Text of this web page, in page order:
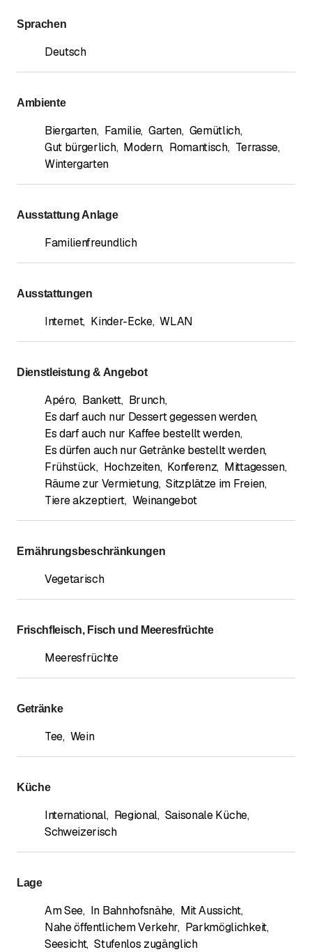
Sprachen
Deutsch
Ambiente
Biergarten, Familie, Garten, Gemütlich,
Gut bürgerlich, Modern, Romantisch, Terrasse,
Wintergarten
Ausstattung Anlage
Familienfreundlich
Ausstattungen
Internet, Kinder-Ecke, WLAN
Dienstleistung & Angebot
Apéro, Bankett, Brunch,
Es darf auch nur Dessert gegessen werden,
Es darf auch nur Kaffee bestellt werden,
Es dürfen auch nur Getränke bestellt werden,
Frühstück, Hochzeiten, Konferenz, Mittagessen,
Räume zur Vermietung, Sitzplätze im Freien,
Tiere akzeptiert, Weinangebot
Ernährungsbeschränkungen
Vegetarisch
Frischfleisch, Fisch und Meeresfrüchte
Meeresfrüchte
Getränke
Tee, Wein
Küche
International, Regional, Saisonale Küche,
Schweizerisch
Lage
Am See, In Bahnhofsnähe, Mit Aussicht,
Nahe öffentlichem Verkehr, Parkmöglichkeit,
Seesicht, Stufenlos zugänglich